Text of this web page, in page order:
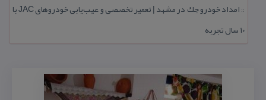
::
امداد خودرو جك در مشهد | تعمیر تخصصی و عیب‌یابی خودروهای JAC با
۱۰ سال تجربه